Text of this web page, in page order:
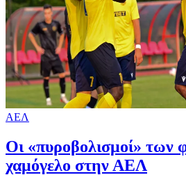
ΑΕΛ
Οι «πυροβολισμοί» των
χαμόγελο στην ΑΕΛ